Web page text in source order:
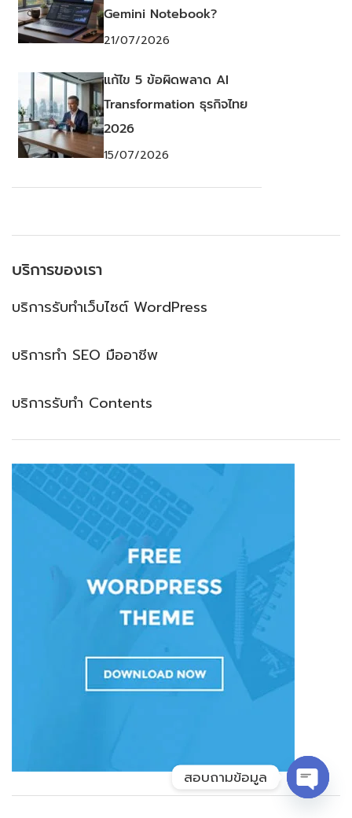
Gemini Notebook?
21/07/2026
แก้ไข 5 ข้อผิดพลาด AI
Transformation ธุรกิจไทย
2026
15/07/2026
บริการของเรา
บริการรับทำเว็บไซต์ WordPress
บริการทำ SEO มืออาชีพ
บริการรับทำ Contents
สอบถามข้อมูล
Open